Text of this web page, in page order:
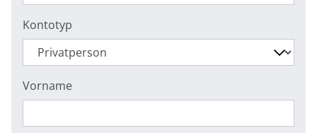
Kontotyp
Vorname